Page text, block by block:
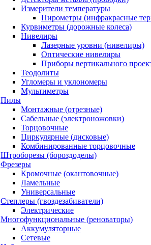
Измерители температуры
Пирометры (инфракрасные
Курвиметры (дорожные колеса)
Нивелиры
Лазерные уровни (нивелиры)
Оптические нивелиры
Приборы вертикального
Теодолиты
Угломеры и уклономеры
Мультиметры
Пилы
Монтажные (отрезные)
Сабельные (электроножовки)
Торцовочные
Циркулярные (дисковые)
Комбинированные торцовочные
Штроборезы (бороздоделы)
Фрезеры
Кромочные (окантовочные)
Ламельные
Универсальные
Степлеры (гвоздезабиватели)
Электрические
Многофункциональные (реноваторы)
Аккумуляторные
Сетевые